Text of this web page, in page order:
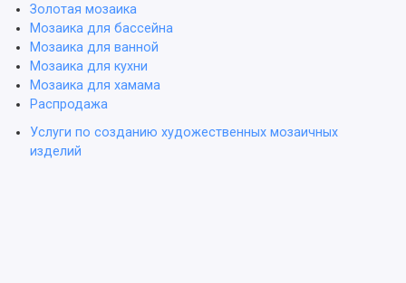
Золотая мозаика
Мозаика для бассейна
Мозаика для ванной
Мозаика для кухни
Мозаика для хамама
Распродажа
Услуги по созданию художественных мозаичных
изделий